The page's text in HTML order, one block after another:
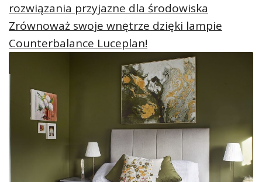
rozwiązania przyjazne dla środowiska
Zrównoważ swoje wnętrze dzięki lampie
Counterbalance Luceplan!